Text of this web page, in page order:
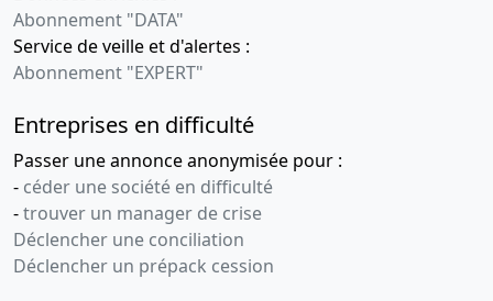
Abonnement "DATA"
Service de veille et d'alertes :
Abonnement "EXPERT"
Entreprises en difficulté
Passer une annonce anonymisée pour :
- céder une société en difficulté
-trouver un manager de crise
Déclencher une conciliation
Déclencher un prépack cession